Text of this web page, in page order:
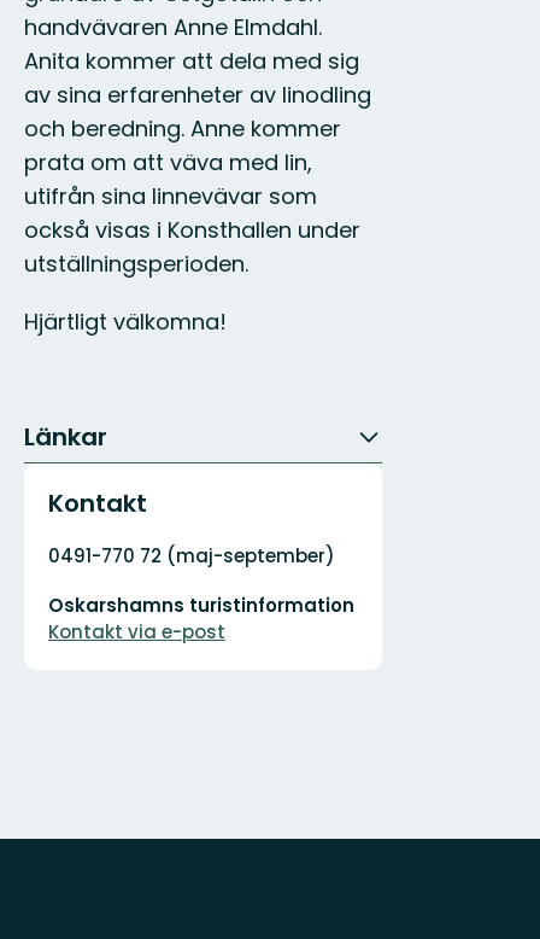
handvävaren Anne Elmdahl.
Anita kommer att dela med sig
av sina erfarenheter av linodling
och beredning. Anne kommer
prata om att väva med lin,
utifrån sina linnevävar som
också visas i Konsthallen under
utställningsperioden.
Hjärtligt välkomna!
Länkar
Kontakt
Adress
0491-770 72 (maj-september)
postadress
Oskarshamns turistinformation
Kontakt via e-post